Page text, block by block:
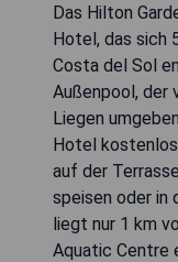
Das Hilton
Hotel, das sich
Costa del Sol
Außenpool, der
Liegen
Hotel kostenlos
auf der
speisen oder in
liegt nur 1 km
Aquatic Centre